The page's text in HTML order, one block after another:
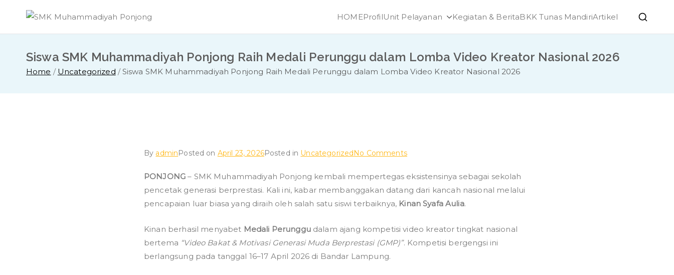
content
SMK Muhammadiyah Ponjong
HOMEProfilUnit Pelayanan Kegiatan & BeritaBKK Tunas MandiriArtikel
Siswa SMK Muhammadiyah Ponjong Raih Medali Perunggu dalam Lomba Video Kreator Nasional 2026
Home Uncategorized Siswa SMK Muhammadiyah Ponjong Raih Medali Perunggu dalam Lomba Video Kreator Nasional 2026
By adminPosted on April 23, 2026Posted in UncategorizedNo Commentson
SMK
Muhammadiyah
Ponjong
Medali
Perunggu
PONJONG – SMK Muhammadiyah Ponjong kembali mempertegas eksistensinya sebagai sekolah
pencetak generasi berprestasi. Kali ini, kabar membanggakan datang dari kancah nasional melalui
pencapaian luar biasa yang diraih oleh salah satu siswi terbaiknya, Kinan Syafa Aulia.
Kinan berhasil menyabet Medali Perunggudalam ajang kompetisi video kreator tingkat nasional
bertema “Video Bakat & Motivasi Generasi Muda Berprestasi (GMP)”. Kompetisi bergengsi ini
berlangsung pada tanggal 16–17 April 2026 di Bandar Lampung.